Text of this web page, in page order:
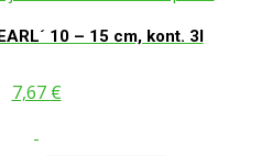
10 – 15 cm, kont. 3l
7,67 €